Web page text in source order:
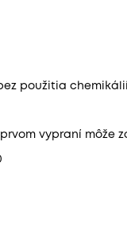
použitia
vypraní môže